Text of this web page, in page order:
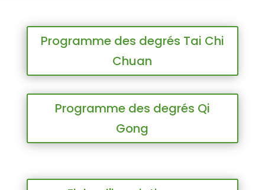
Programme des degrés Tai Chi
Chuan
Programme des degrés Qi
Gong